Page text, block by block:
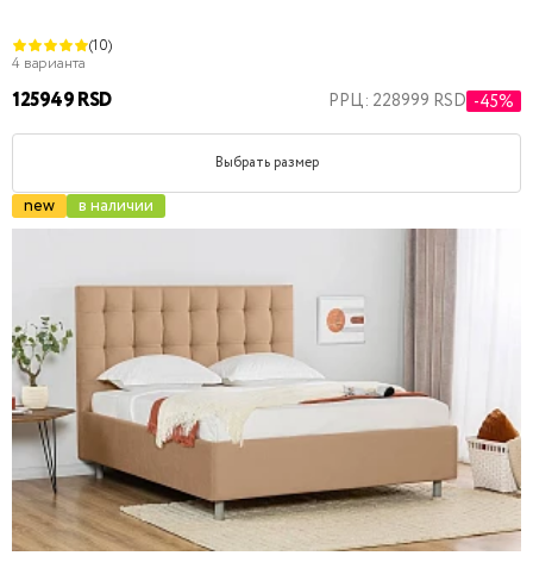
(10)
4 варианта
125949 RSD РРЦ: 228999 RSD -45%
Выбрать размер
new в наличии